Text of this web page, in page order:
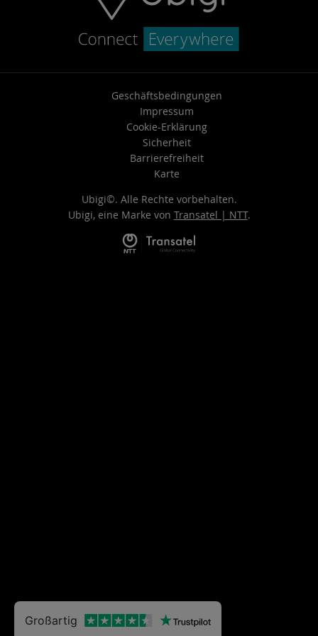
Geschäftsbedingungen
Impressum
Cookie-Erklärung
Sicherheit
Barrierefreiheit
Karte
Ubigi©. Alle Rechte vorbehalten.
Ubigi, eine Marke von Transatel | NTT.
Großartig